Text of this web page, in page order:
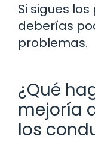
Si sigues
deberías
problemas.
¿Qué
mejoría
los